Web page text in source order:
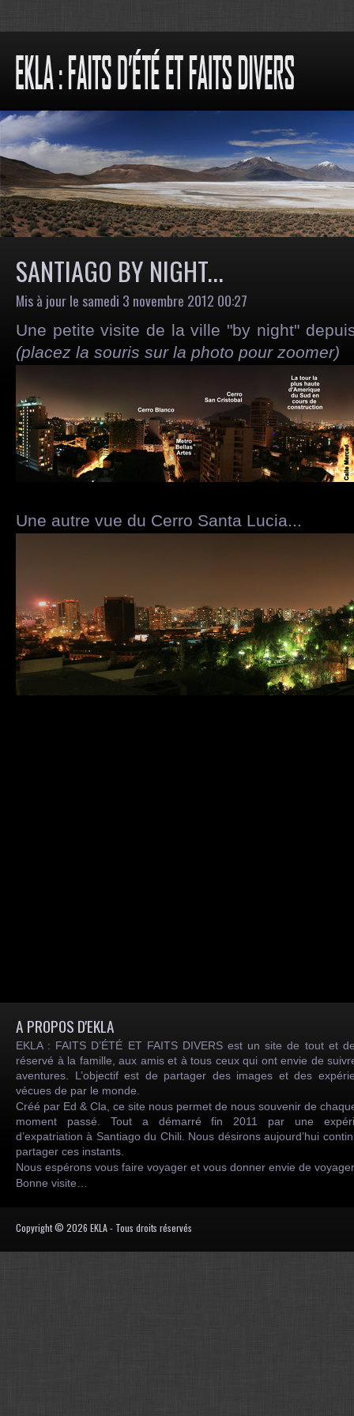
SANTIAGO BY NIGHT...
Mis à jour le samedi 3 novembre 2012 00:27
Une petite visite de la ville "by night"
(placez la souris sur la photo pour zoomer)
Une autre vue du Cerro Santa Lucia...
A PROPOS D'EKLA
EKLA : FAITS D’ÉTÉ ET FAITS DIVERS est un site de tout et
réservé à la famille, aux amis et à tous ceux qui ont envie de
aventures. L’objectif est de partager des images et des
vécues de par le monde.
Créé par Ed & Cla, ce site nous permet de nous souvenir de
moment passé. Tout a démarré fin 2011 par une
d’expatriation à Santiago du Chili. Nous désirons aujourd’hui
partager ces instants.
Nous espérons vous faire voyager et vous donner envie de
Bonne visite…
Copyright © 2026 EKLA - Tous droits réservés